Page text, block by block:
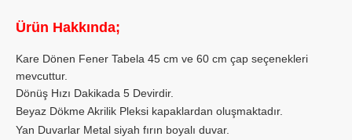
Ürün Hakkında;
Kare Dönen Fener Tabela 45 cm ve 60 cm çap seçenekleri
mevcuttur.
Dönüş Hızı Dakikada 5 Devirdir.
Beyaz Dökme Akrilik Pleksi kapaklardan oluşmaktadır.
Yan Duvarlar Metal siyah fırın boyalı duvar.